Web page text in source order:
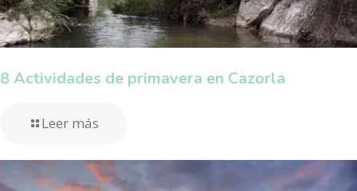
8 Actividades de primavera en Cazorla
Leer más